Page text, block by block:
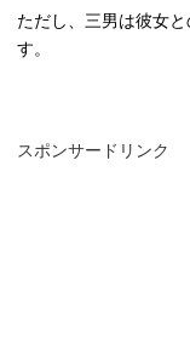
ただし、三男は彼女
す。
スポンサードリンク